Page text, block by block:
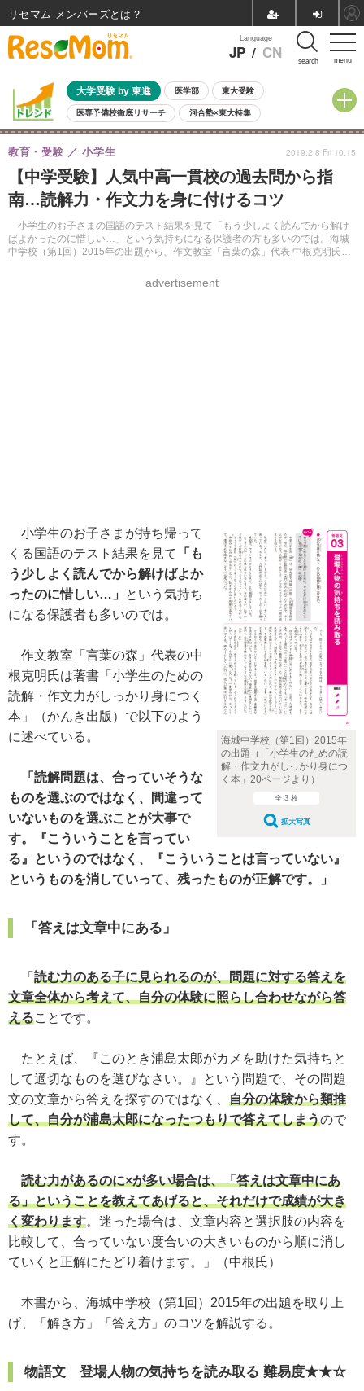
menu
Language
JP / CN search
大学受験 by 東進 医学部 東大受験
医専予備校徹底リサーチ 河合塾×東大特集
親子で考える大学選び 高校受験 中学受験 小学校受験
共通テスト 夏休み
8月開催イベント・WS 全国公立高校 過去問 人気記事
自由研究教材（小学生向け） 自由研究教材（中学生向け） ランキング
【中学受験】人気中高一貫校の過去問から指
南…読解力・作文力を身に付けるコツ
小学生のお子さまの国語のテスト結果を見て「もう少しよく読んでから解け
ばよかったのに惜しい…」という気持ちになる保護者の方も多いのでは。海城
中学校（第1回）2015年の出題から、作文教室「言葉の森」代表 中根克明氏が
教育・受験 小学生
advertisement
2019.2.8 Fri 10:15
海城中学校（第1回）2015年
の出題（「小学生のための読
解・作文力がしっかり身につ
く本」20ページより）
全 3 枚
拡大写真
小学生のお子さまが持ち帰って
くる国語のテスト結果を見て
「も
う少しよく読んでから解けばよか
ったのに惜しい…」
という気持ち
になる保護者も多いのでは。
作文教室「言葉の森」代表の中
根克明氏は著書「小学生のための
読解・作文力がしっかり身につく
本」（かんき出版）で以下のよう
に述べている。
「読解問題は、合っていそうな
ものを選ぶのではなく、間違って
いないものを選ぶことが大事で
す。『こういうことを言ってい
る』というのではなく、『こういうことは言っていない』
というものを消していって、残ったものが正解です。」
「答えは文章中にある」
「 読む力のある子に見られるのが、問題に対する答えを
文章全体から考えて、自分の体験に照らし合わせながら答
えることです。
たとえば、『このとき浦島太郎がカメを助けた気持ちと
して適切なものを選びなさい。』という問題で、その問題
文の文章から答えを探すのではなく、 自分の体験から類推
して、自分が浦島太郎になったつもりで答えてしまうので
す。
読む力があるのに×が多い場合は、「答えは文章中にあ
る」ということを教えてあげると、それだけで成績が大き
く変わります。迷った場合は、文章内容と選択肢の内容を
比較して、合っていない度合いの大きいものから順に消し
ていくと正解にたどり着けます。」（中根氏）
本書から、海城中学校（第1回）2015年の出題を取り上
げ、「解き方」「答え方」のコツを解説する。
物語文 登場人物の気持ちを読み取る 難易度★★☆
リセマム メンバーズ